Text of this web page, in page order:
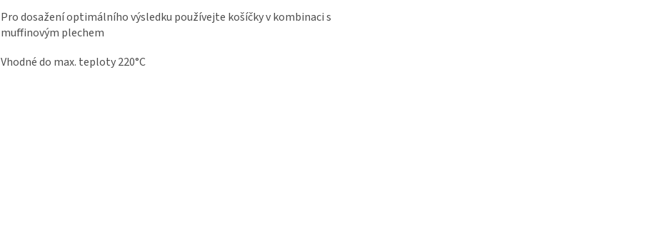
Pro dosažení optimálního výsledku používejte košíčky v kombinaci s
muffinovým plechem
Vhodné do max. teploty 220°C